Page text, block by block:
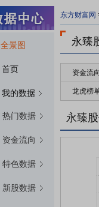
全景图
首页
我的数据
热门数据
资金流向
特色数据
新股数据
东方财富网
永臻
资金流向
龙虎榜
永臻